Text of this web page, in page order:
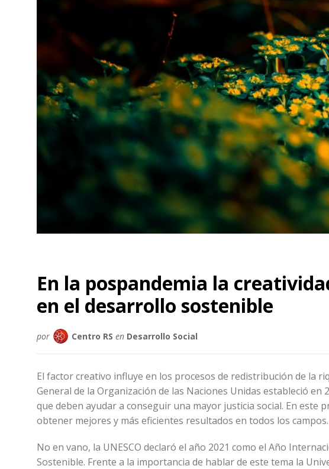
En la pospandemia la
en el desarrollo sostenible
por Centro RS en Desarrollo Social
El factor creativo influye en los procesos de redistribución de la
General de la Organización de las Naciones Unidas estableció
que deben ayudar a conseguir una mayor justicia social. En este
obtener mejores y más eficientes resultados en todos los campos.
No en vano, la UNESCO declaró el año 2021 como el Año
Sostenible. Frente a la importancia de hablar de este tema la